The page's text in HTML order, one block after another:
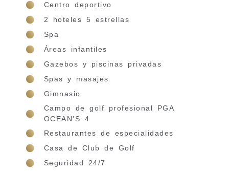
Centro deportivo
2 hoteles 5 estrellas
Spa
Áreas infantiles
Gazebos y piscinas privadas
Spas y masajes
Gimnasio
Campo de golf profesional PGA
OCEAN'S 4
Restaurantes de especialidades
Casa de Club de Golf
Seguridad 24/7